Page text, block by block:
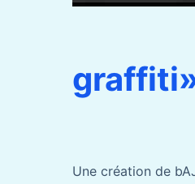
Une création de